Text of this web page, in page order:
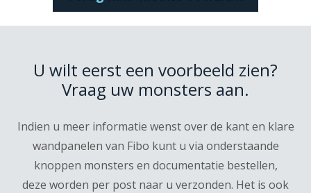
U wilt eerst een voorbeeld zien?
Vraag uw monsters aan.
Indien u meer informatie wenst over de kant en klare
wandpanelen van Fibo kunt u via onderstaande
knoppen monsters en documentatie bestellen,
deze worden per post naar u verzonden. Het is ook